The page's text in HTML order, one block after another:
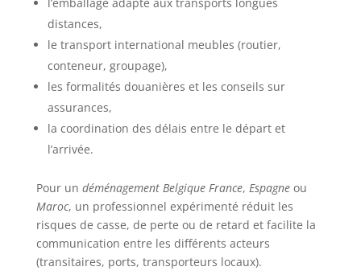
distances,
le transport international meubles (routier,
conteneur, groupage),
les formalités douanières et les conseils sur
assurances,
la coordination des délais entre le départ et
l’arrivée.
Pour un déménagement Belgique France, Espagneou
Maroc, un professionnel expérimenté réduit les
risques de casse, de perte ou de retard et facilite la
communication entre les différents acteurs
(transitaires, ports, transporteurs locaux).